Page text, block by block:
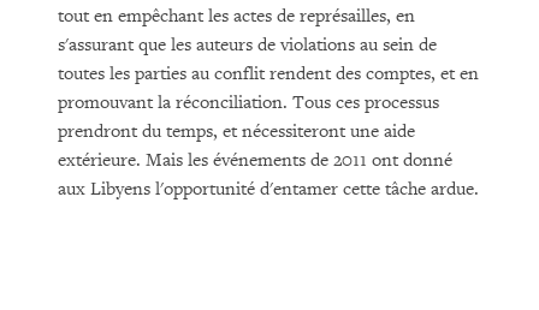
tout en empêchant les actes de représailles, en
s'assurant que les auteurs de violations au sein de
toutes les parties au conflit rendent des comptes, et en
promouvant la réconciliation. Tous ces processus
prendront du temps, et nécessiteront une aide
extérieure. Mais les événements de 2011 ont donné
aux Libyens l'opportunité d'entamer cette tâche ardue.